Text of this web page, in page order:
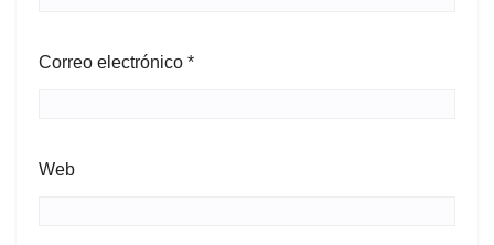
Correo electrónico *
Web